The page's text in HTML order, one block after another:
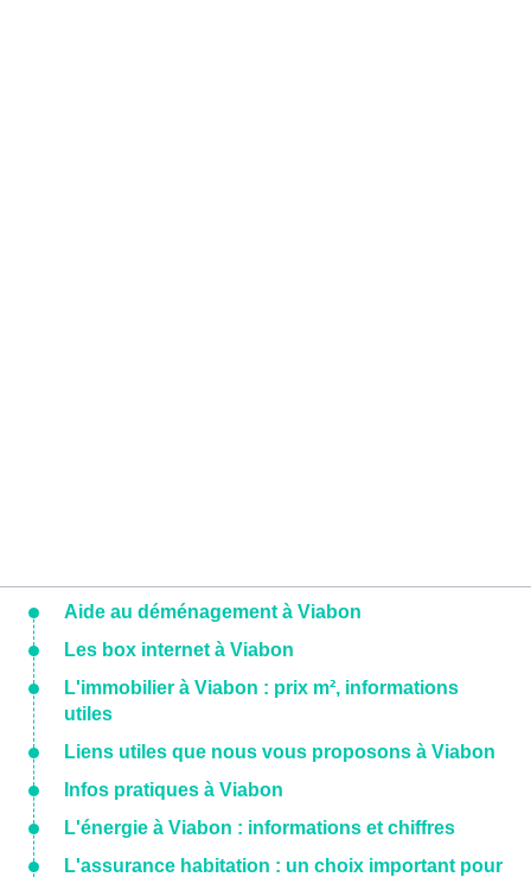
Aide au déménagement à Viabon
Les box internet à Viabon
L'immobilier à Viabon : prix m², informations
utiles
Liens utiles que nous vous proposons à Viabon
Infos pratiques à Viabon
L'énergie à Viabon : informations et chiffres
L'assurance habitation : un choix important pour